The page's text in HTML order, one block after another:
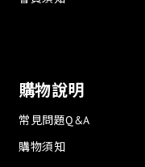
購物說明
常見問題Q&A
購物須知